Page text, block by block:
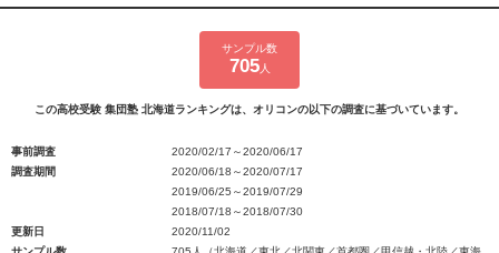
サンプル数
705人
この高校受験 集団塾 北海道ランキングは、オリコンの以下の調査に基づいています。
事前調査
2020/02/17～2020/06/17
調査期間
2020/06/18～2020/07/17
2019/06/25～2019/07/29
2018/07/18～2018/07/30
更新日
2020/11/02